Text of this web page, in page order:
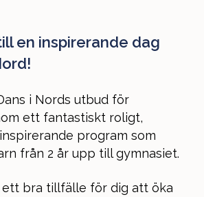
en inspirerande dag
i Nords utbud för
ett fantastiskt roligt,
program som
från 2 år upp till gymnasiet.
ett bra tillfälle för dig att öka